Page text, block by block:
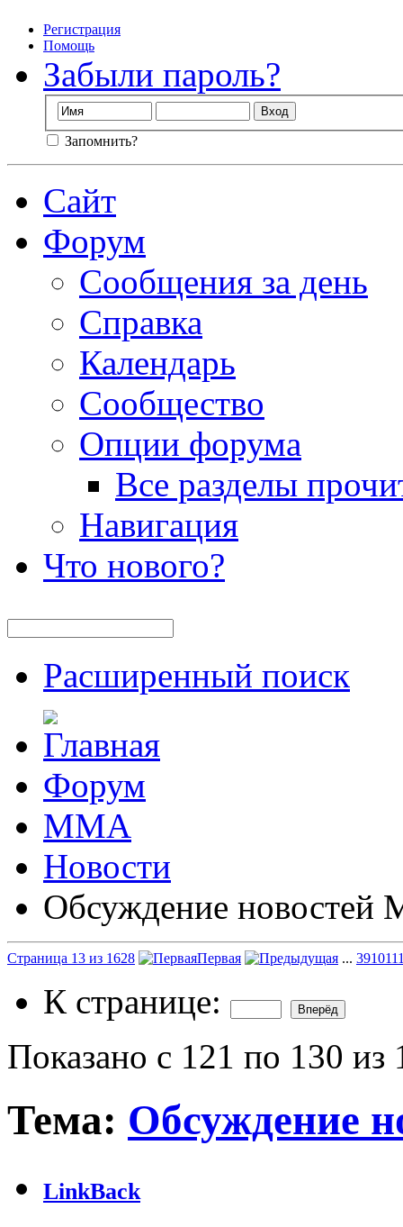
Регистрация
Помощь
Забыли пароль?
Запомнить?
Сайт
Форум
Сообщения за день
Справка
Календарь
Сообщество
Опции форума
Все разделы
Навигация
Что нового?
Расширенный поиск
Форум
ММА
Новости
Обсуждение
Страница 13 из 1628 Первая ... 391011
К странице:
Показано с 121 по 130 из
Тема: Обсуждение
LinkBack